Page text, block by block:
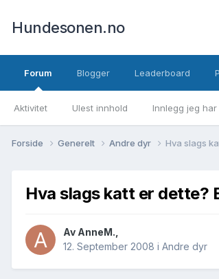
Hundesonen.no
Forum
Aktivitet Ulest innhold Innlegg jeg
Blogger Leaderboard
Forside Generelt Andre dyr Hva slags
Hva slags katt er dette?
Av AnneM.
12. September 2008 i Andre dyr